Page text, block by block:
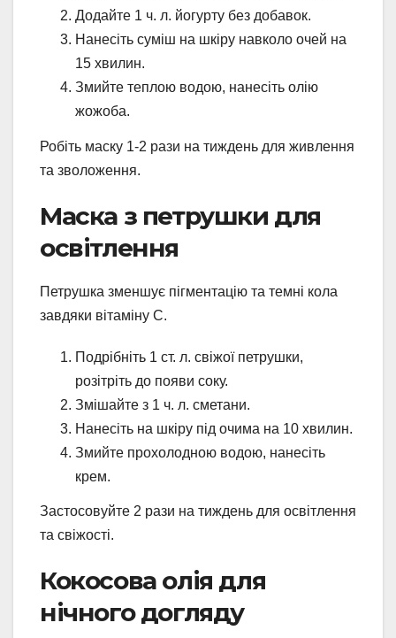
Додайте 1 ч. л. йогурту без добавок.
Нанесіть суміш на шкіру навколо очей на
15 хвилин.
Змийте теплою водою, нанесіть олію
жожоба.
Робіть маску 1-2 рази на тиждень для живлення
та зволоження.
Маска з петрушки для
освітлення
Петрушка зменшує пігментацію та темні кола
завдяки вітаміну С.
Подрібніть 1 ст. л. свіжої петрушки,
розітріть до появи соку.
Змішайте з 1 ч. л. сметани.
Нанесіть на шкіру під очима на 10 хвилин.
Змийте прохолодною водою, нанесіть
крем.
Застосовуйте 2 рази на тиждень для освітлення
та свіжості.
Кокосова олія для
нічного догляду